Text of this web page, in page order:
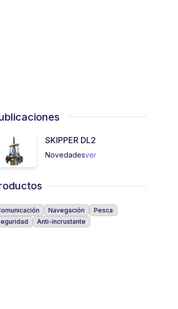
SKIPPER DL2
Novedadesver
Navegación
Pesca
Anti-incrustante